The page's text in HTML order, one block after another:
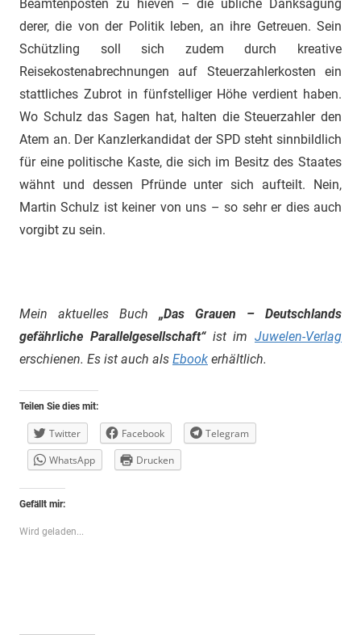
Beamtenposten zu hieven – die übliche Danksagung
derer, die von der Politik leben, an ihre Getreuen. Sein
Schützling soll sich zudem durch kreative
Reisekostenabrechnungen auf Steuerzahlerkosten ein
stattliches Zubrot in fünfstelliger Höhe verdient haben.
Wo Schulz das Sagen hat, halten die Steuerzahler den
Atem an. Der Kanzlerkandidat der SPD steht sinnbildlich
für eine politische Kaste, die sich im Besitz des Staates
wähnt und dessen Pfründe unter sich aufteilt. Nein,
Martin Schulz ist keiner von uns – so sehr er dies auch
vorgibt zu sein.
Mein aktuelles Buch „Das Grauen – Deutschlands
gefährliche Parallelgesellschaft“ist im Juwelen-Verlag
erschienen. Es ist auch als Ebook erhältlich.
Teilen Sie dies mit:
Twitter Facebook
Telegram
WhatsApp
Drucken
Gefällt mir:
Wird geladen...